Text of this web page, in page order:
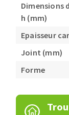
Dimensions
h (mm)
Epaisseur
Joint (mm)
Forme